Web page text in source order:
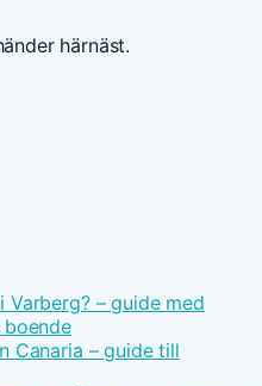
härnäst.
Varberg? – guide med
boende
Canaria – guide till